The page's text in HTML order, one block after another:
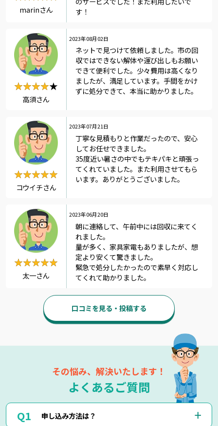
marinさん
す！
2023年08月02日
★★★★★
★★★★
高須さん
ネットで見つけて依頼しました。市の回
収ではできない解体や運び出しもお願い
できて便利でした。少々費用は高くなり
ましたが、満足しています。手間をかけ
ずに処分できて、本当に助かりました。
2023年07月21日
★★★★★
★★★★★
コウイチさん
丁寧な見積もりと作業だったので、安心
してお任せできました。
35度近い暑さの中でもテキパキと頑張っ
てくれていました。また利用させてもら
います。ありがとうございました。
2023年06月20日
★★★★★
★★★★★
太一さん
朝に連絡して、午前中には回収に来てく
れました。
量が多く、家具家電もありましたが、想
定より安くて驚きました。
緊急で処分したかったので素早く対応し
てくれて助かりました。
口コミを見る・投稿する
その悩み、解決いたします！
よくあるご質問
申し込み方法は？